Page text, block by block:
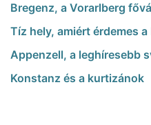
Bregenz, a Vorarlberg
Tíz hely, amiért érdemes
Appenzell, a leghíresebb
Konstanz és a kurtizánok